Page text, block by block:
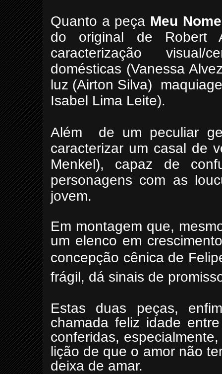
Quanto a peça Meu
do original de Robert
caracterização visual/
domésticas (Vanessa
luz (Airton Silva)
Isabel Lima Leite).
Além de um peculiar
caracterizar um casal de
Menkel), capaz de
personagens com as
jovem.
Em montagem que,
um elenco em
concepção cênica de
frágil, dá sinais de
Estas duas peças,
chamada feliz idade
conferidas,
lição de que o amor não
deixa de amar.